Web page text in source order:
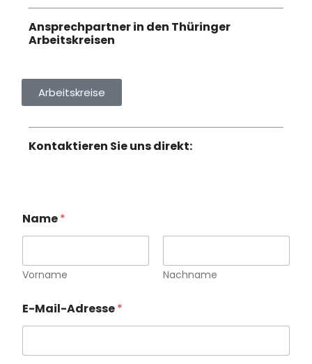
Ansprechpartner in den Thüringer
Arbeitskreisen
Arbeitskreise
Kontaktieren Sie uns direkt:
a
m
N
a
N
a
h
Name*
Vorname Nachname
E-Mail-Adresse*